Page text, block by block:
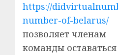
https://
number-of-belarus/
позволяет членам
команды оставаться